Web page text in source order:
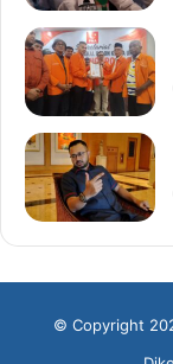
© Copyright